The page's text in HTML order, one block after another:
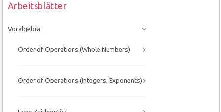
Arbeitsblätter
Voralgebra
Order of Operations (Whole Numbers)
Order of Operations (Integers, Exponents)